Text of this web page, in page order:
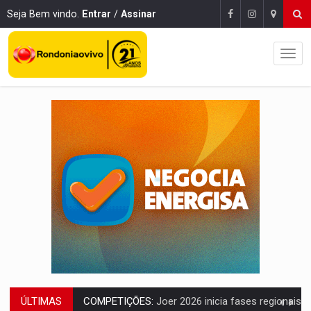
Seja Bem vindo. Entrar / Assinar
ÚLTIMAS PERIGO:Moradores denunciam escuridão e insegurança na Estrada